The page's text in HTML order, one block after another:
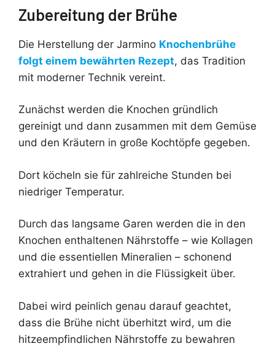
Zubereitung der Brühe
Die Herstellung der Jarmino Knochenbrühe
folgt einem bewährten Rezept, das Tradition
mit moderner Technik vereint.
Zunächst werden die Knochen gründlich
gereinigt und dann zusammen mit dem Gemüse
und den Kräutern in große Kochtöpfe gegeben.
Dort köcheln sie für zahlreiche Stunden bei
niedriger Temperatur.
Durch das langsame Garen werden die in den
Knochen enthaltenen Nährstoffe – wie Kollagen
und die essentiellen Mineralien – schonend
extrahiert und gehen in die Flüssigkeit über.
Dabei wird peinlich genau darauf geachtet,
dass die Brühe nicht überhitzt wird, um die
hitzeempfindlichen Nährstoffe zu bewahren